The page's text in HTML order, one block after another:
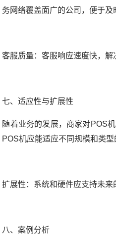
务网络覆盖面广的公司，便于及
客服质量：客服响应速度快，解
七、适应性与扩展性
随着业务的发展，商家对POS
POS机应能适应不同规模和类型
扩展性：系统和硬件应支持未来
八、案例分析